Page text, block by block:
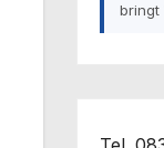
bringt